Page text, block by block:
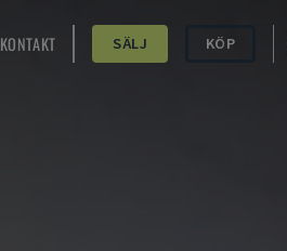
KONTAKT SÄLJ KÖP